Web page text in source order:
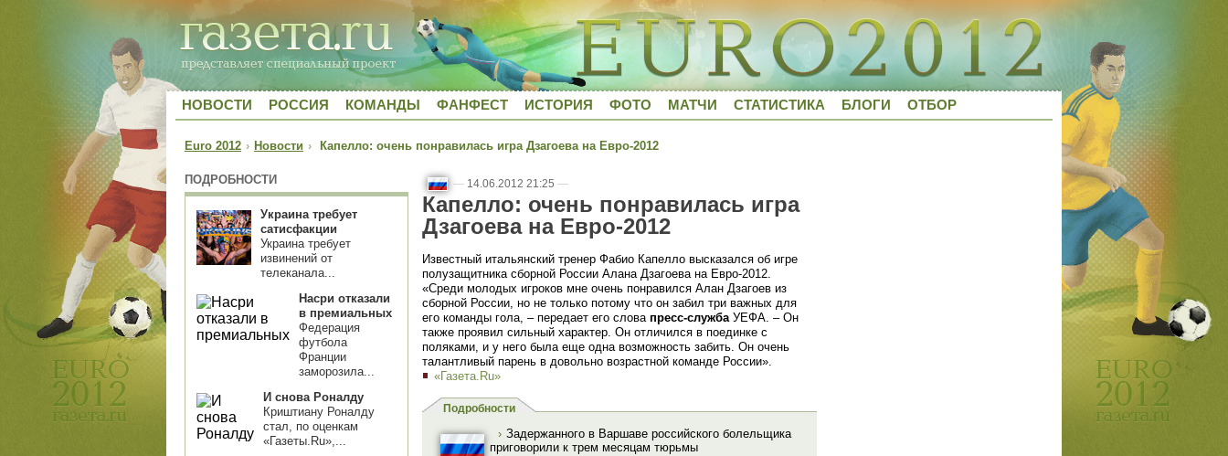
НОВОСТИ РОССИЯ КОМАНДЫ ФАНФЕСТ ИСТОРИЯ ФОТО МАТЧИ СТАТИСТИКА БЛОГИ ОТБОР
Euro 2012 › Новости › Капелло: очень понравилась игра Дзагоева на Евро-2012
ПОДРОБНОСТИ
Украина требует
сатисфакции
Украина требует
извинений от
телеканала...
Насри отказали
в премиальных
Федерация
футбола
Франции
заморозила...
И снова Роналду
Криштиану Роналду
стал, по оценкам
«Газеты.Ru»,...
— 14.06.2012 21:25 —
Капелло: очень понравилась игра
Дзагоева на Евро-2012
Известный итальянский тренер Фабио Капелло высказался об игре
полузащитника сборной России Алана Дзагоева на Евро-2012.
«Среди молодых игроков мне очень понравился Алан Дзагоев из
сборной России, но не только потому что он забил три важных для
его команды гола, – передает его слова пресс-служба УЕФА. – Он
также проявил сильный характер. Он отличился в поединке с
поляками, и у него была еще одна возможность забить. Он очень
талантливый парень в довольно возрастной команде России».
«Газета.Ru»
Подробности
› Задержанного в Варшаве российского болельщика
приговорили к трем месяцам тюрьмы